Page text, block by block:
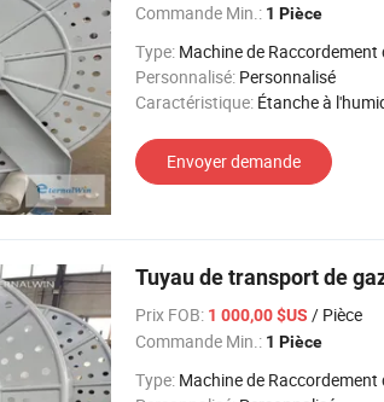
Commande Min.: 1 Pièce
Type: Machine de Raccordement
Personnalisé: Personnalisé
Caractéristique: Étanche à
Envoyer demande
Tuyau de transport de
Prix FOB: 1 000,00 $US / Pièce
Commande Min.: 1 Pièce
Type: Machine de Raccordement